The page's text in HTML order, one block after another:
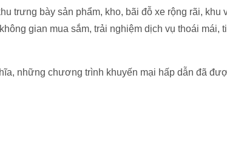
trưng bày sản phẩm, kho, bãi đỗ xe rộng rãi, khu
gian mua sắm, trải nghiệm dịch vụ thoái mái,
những chương trình khuyến mại hấp dẫn đã